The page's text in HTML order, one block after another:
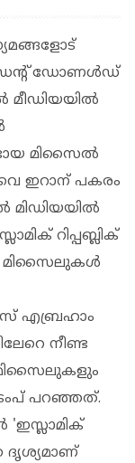
ഡോണൾഡ്
മീഡിയയിൽ
മിസൈൽ
ഇറാന് പകരം
മിഡിയയിൽ
റിപ്പബ്ലിക്
മിസൈലുകൾ
എബ്രഹാം
നീണ്ട
മിസൈലുകളും
പറഞ്ഞത്.
'ഇസ്ലാമിക്
ദൃശ്യമാണ്